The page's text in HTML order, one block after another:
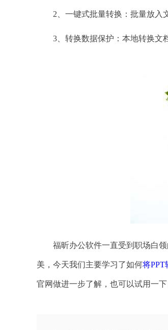
2、一键式批量转换：批量放入文
3、转换数据保护：本地转换文档
福昕办公软件一直受到职场白领
美，今天我们主要学习了如何将PPT
官网做进一步了解，也可以试用一下